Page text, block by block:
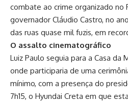
combate ao crime organizado no
governador Cláudio Castro, no
das ruas quase mil fuzis, em
O assalto cinematográfico
Luiz Paulo seguia para a Casa da
onde participaria de uma
mínimo, com a presença do
7h15, o Hyundai Creta em que